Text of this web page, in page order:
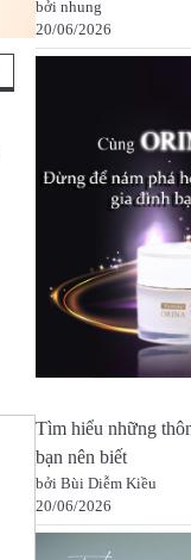
bởi nhung
20/06/2026
Tìm hiểu những
bạn nên biết
bởi Bùi Diễm Kiều
20/06/2026